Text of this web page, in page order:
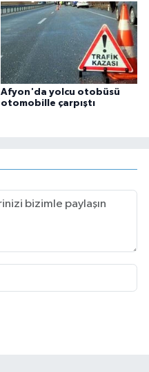
Afyon'da yolcu otobüsü
otomobille çarpıştı